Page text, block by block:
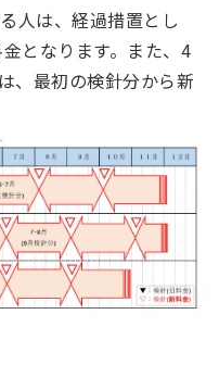
人は、経過措置とし
となります。また、4
、最初の検針分から新